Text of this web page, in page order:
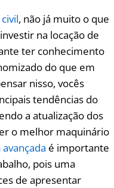
, não já muito o que
na locação de
ter conhecimento
do que em
nisso, vocês
tendências do
a atualização dos
o melhor maquinário
é importante
pois uma
de apresentar